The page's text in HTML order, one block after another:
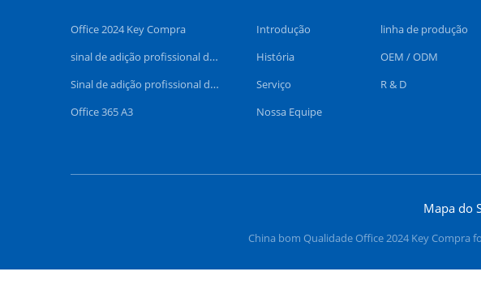
Office 2024 Key Compra
sinal de adição profissional do escritório 2021
Sinal de adição profissional do escritório 2019
Office 365 A3
Introdução
História
Serviço
Nossa Equipe
linha de produção
OEM / ODM
R & D
Mapa do
China bom Qualidade Office 2024 Key Compra